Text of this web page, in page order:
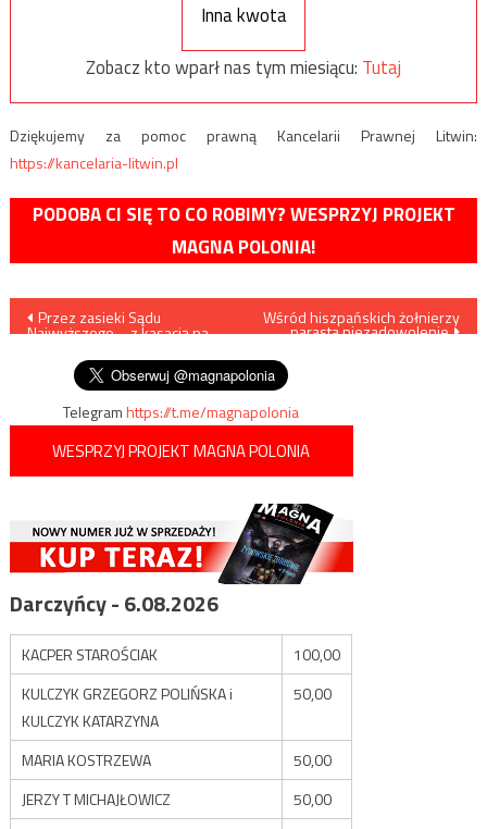
Inna kwota
Zobacz kto wparł nas tym miesiącu: Tutaj
Dziękujemy za pomoc prawną Kancelarii Prawnej Litwin:
https://kancelaria-litwin.pl
PODOBA CI SIĘ TO CO ROBIMY? WESPRZYJ PROJEKT
MAGNA POLONIA!
Nawigacja
wpisu
Przez zasieki Sądu
Najwyższego – z kasacją na
Wśród hiszpańskich żołnierzy
narasta niezadowolenie
Telegramhttps://t.me/magnapolonia
WESPRZYJ PROJEKT MAGNA POLONIA
Darczyńcy - 6.08.2026
KACPER STAROŚCIAK
100,00
KULCZYK GRZEGORZ POLIŃSKA i
KULCZYK KATARZYNA
50,00
MARIA KOSTRZEWA
50,00
JERZY T MICHAJŁOWICZ
50,00